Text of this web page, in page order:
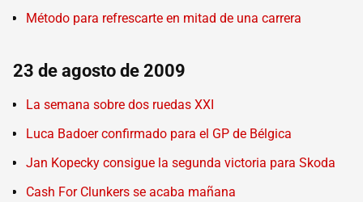
Método para refrescarte en mitad de una carrera
23 de agosto de 2009
La semana sobre dos ruedas XXI
Luca Badoer confirmado para el GP de Bélgica
Jan Kopecky consigue la segunda victoria para Skoda
Cash For Clunkers se acaba mañana